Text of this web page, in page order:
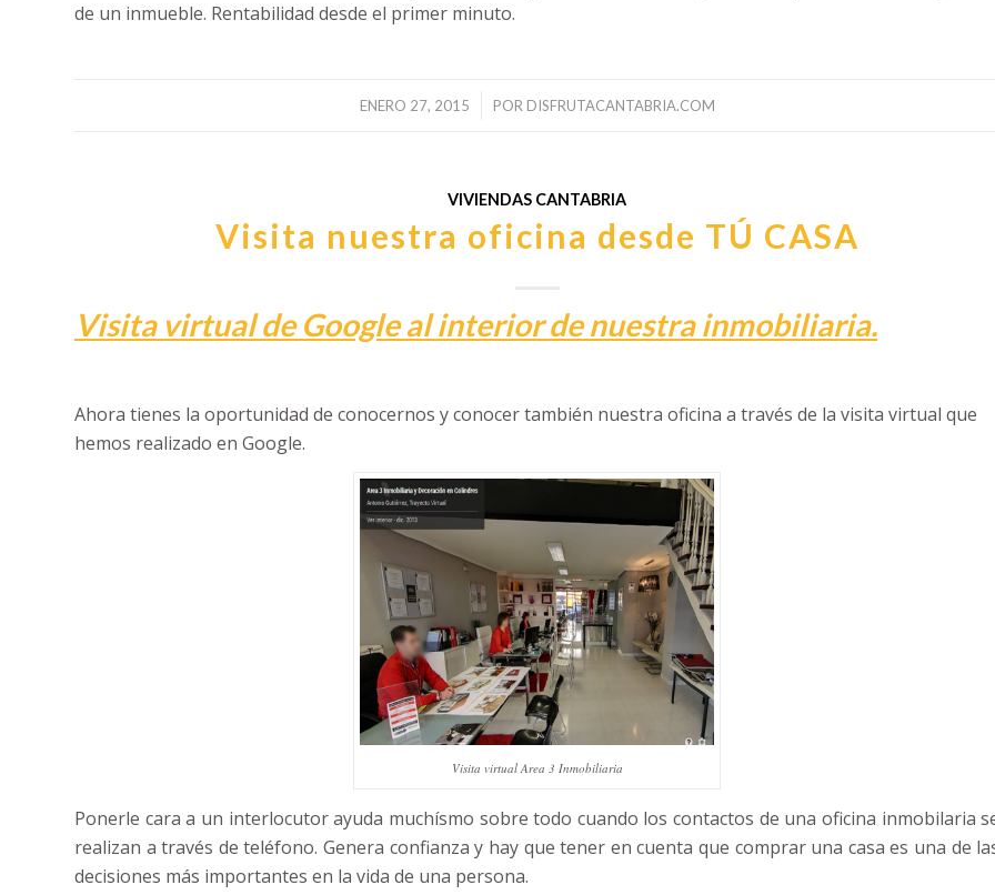
de un inmueble. Rentabilidad desde el primer minuto.
ENERO 27, 2015
/ POR DISFRUTACANTABRIA.COM
VIVIENDAS CANTABRIA
Visita nuestra oficina desde TÚ CASA
Visita virtual de Google al interior de nuestra inmobiliaria.
Ahora tienes la oportunidad de conocernos y conocer también nuestra oficina a través de la visita virtual que
hemos realizado en Google.
Visita virtual Area 3 Inmobiliaria
Ponerle cara a un interlocutor ayuda muchísmo sobre todo cuando los contactos de una oficina inmobilaria
realizan a través de teléfono. Genera confianza y hay que tener en cuenta que comprar una casa es una de
decisiones más importantes en la vida de una persona.